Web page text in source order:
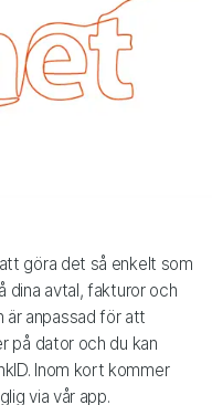
göra det så enkelt som
dina avtal, fakturor och
är anpassad för att
på dator och du kan
Inom kort kommer
via vår app.